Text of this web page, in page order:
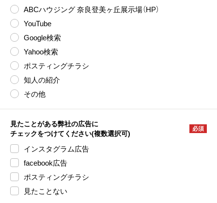
ABCハウジング 奈良登美ヶ丘展示場（HP）
YouTube
Google検索
Yahoo検索
ポスティングチラシ
知人の紹介
その他
見たことがある弊社の広告に
チェックをつけてください(複数選択可)
必須
インスタグラム広告
facebook広告
ポスティングチラシ
見たことない